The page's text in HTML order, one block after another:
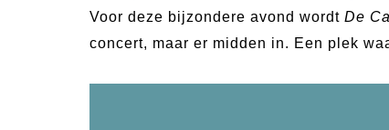
Voor deze bijzondere avond wordt De
concert, maar er midden in. Een plek